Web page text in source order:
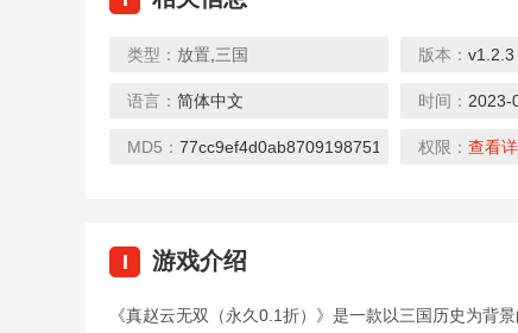
类型： 放置 三国 版本： v1.2.3
语言： 简体中文 时间： 2023-
MD5： 77cc9ef4d0ab8709198751b8e2706fcc
权限： 查看
I 游戏介绍
《真赵云无双（永久0.1折）》是一款以三国历史为背
下载
生死行动（0.1折荒野割草）
下载 下
幻想神话志（0.1折） 大战魂（决战0.1折）